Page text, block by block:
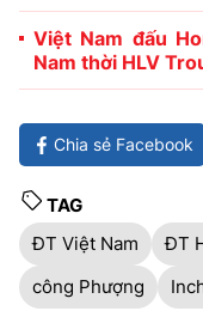
Việt Nam đấu
Nam thời HLV
Chia sẻ Facebook
TAG
ĐT Việt Nam
ĐT
công Phượng